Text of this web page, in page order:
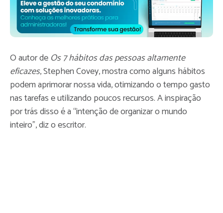
O autor de Os 7 hábitos das pessoas altamente
eficazes, Stephen Covey, mostra como alguns hábitos
podem aprimorar nossa vida, otimizando o tempo gasto
nas tarefas e utilizando poucos recursos. A inspiração
por trás disso é a “intenção de organizar o mundo
inteiro”, diz o escritor.